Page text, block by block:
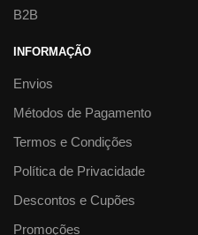
B2B
INFORMAÇÃO
Envios
Métodos de Pagamento
Termos e Condições
Política de Privacidade
Descontos e Cupões
Promoções